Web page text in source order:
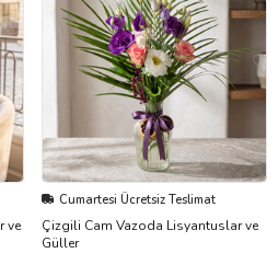
ve
Cumartesi Ücretsiz Teslimat
Çizgili Cam Vazoda Lisyantuslar ve
Güller